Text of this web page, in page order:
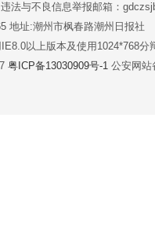
法与不良信息举报邮箱：
地址:潮州市枫春路潮州日报社
以上版本及使用1024*768分
粤ICP备13030909号-1 公安网站